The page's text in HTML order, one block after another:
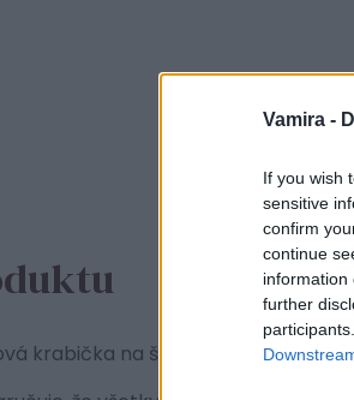
Vamira -
If you wish
sensitive
confirm
continue
information
further
krabička na šperky VAMIRA